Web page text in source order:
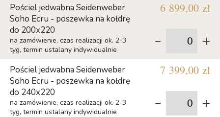
Pościel jedwabna Seidenweber
Soho Ecru - poszewka na kołdrę
do 200x220
na zamówienie, czas realizacji ok. 2-3
tyg, termin ustalany indywidualnie
6 899,00 zł
- +
Pościel jedwabna Seidenweber
Soho Ecru - poszewka na kołdrę
do 240x220
na zamówienie, czas realizacji ok. 2-3
tyg, termin ustalany indywidualnie
7 399,00 zł
- +